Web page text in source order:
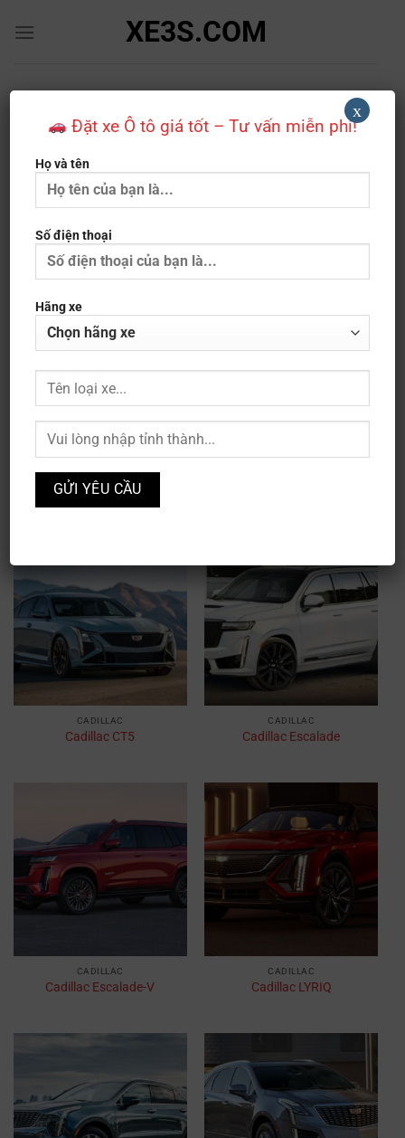
qua
XE3S.COM
SẢN PHẨM HÃNG XE
CADILLAC
LỌC
Cadillac CELESTIQ
CADILLAC
Cadillac CT5
CADILLAC
Cadillac Escalade
CADILLAC
Cadillac Escalade-V
CADILLAC
Cadillac LYRIQ
Đặt xe Ô tô giá tốt – Tư vấn miễn phí!
Họ và tên
Số điện thoại
Hãng xe
x